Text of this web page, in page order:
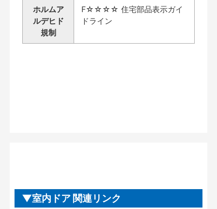
ホルムア
ルデヒド
規制
F☆☆☆☆ 住宅部品表示ガイ
ドライン
室内ドア 関連リンク